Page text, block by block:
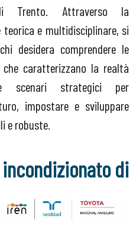
Trento. Attraverso la
e multidisciplinare, si
desidera comprendere le
caratterizzano la realtà
scenari strategici per
impostare e sviluppare
e robuste.
di